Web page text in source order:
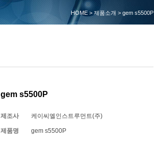
HOME > 제품소개 > gem s5500P
gem s5500P
제조사 케이씨엘인스트루먼트(주)
제품명 gem s5500P